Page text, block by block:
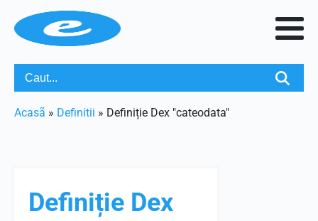
Acasã » Definitii » Definiție Dex "cateodata"
Definiție Dex